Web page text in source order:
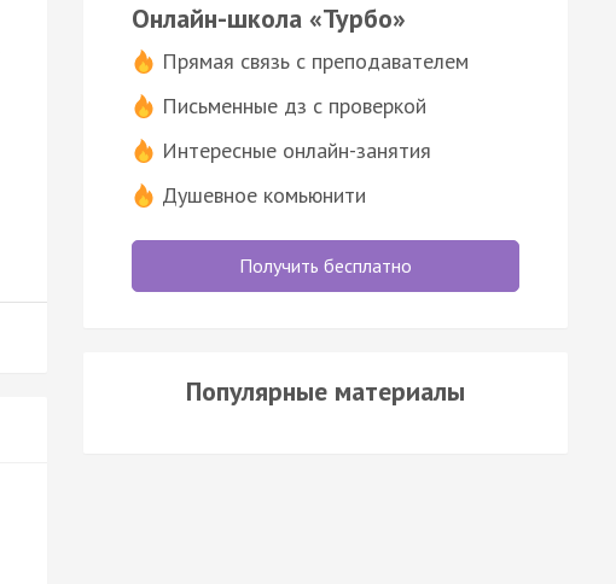
Онлайн-школа «Турбо»
Прямая связь с преподавателем
Письменные дз с проверкой
Интересные онлайн-занятия
Душевное комьюнити
Получить бесплатно
Популярные материалы